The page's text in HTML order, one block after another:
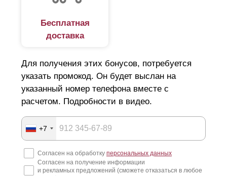
Бесплатная
доставка
Для получения этих бонусов, потребуется
указать промокод. Он будет выслан на
указанный номер телефона вместе с
расчетом. Подробности в видео.
+7
Согласен на обработку персональных данных
Согласен на получение информации
и рекламных предложений (сможете отказаться в любое